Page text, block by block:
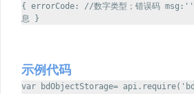
{ errorCode: //数字类型；错误码 msg:''
息 }
示例代码
var bdObjectStorage=